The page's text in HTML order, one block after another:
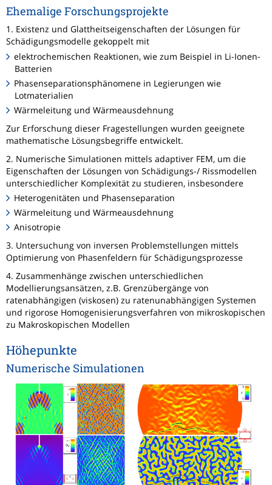
Ehemalige Forschungsprojekte
1. Existenz und Glattheitseigenschaften der Lösungen für
Schädigungsmodelle gekoppelt mit
elektrochemischen Reaktionen, wie zum Beispiel in Li-Ionen-
Batterien
Phasenseparationsphänomene in Legierungen wie
Lotmaterialien
Wärmeleitung und Wärmeausdehnung
Zur Erforschung dieser Fragestellungen wurden geeignete
mathematische Lösungsbegriffe entwickelt.
2. Numerische Simulationen mittels adaptiver FEM, um die
Eigenschaften der Lösungen von Schädigungs-/ Rissmodellen
unterschiedlicher Komplexität zu studieren, insbesondere
Heterogenitäten und Phasenseparation
Wärmeleitung und Wärmeausdehnung
Anisotropie
3. Untersuchung von inversen Problemstellungen mittels
Optimierung von Phasenfeldern für Schädigungsprozesse
4. Zusammenhänge zwischen unterschiedlichen
Modellierungsansätzen, z.B. Grenzübergänge von
ratenabhängigen (viskosen) zu ratenunabhängigen Systemen
und rigorose Homogenisierungsverfahren von mikroskopischen
zu Makroskopischen Modellen
Höhepunkte
Numerische Simulationen